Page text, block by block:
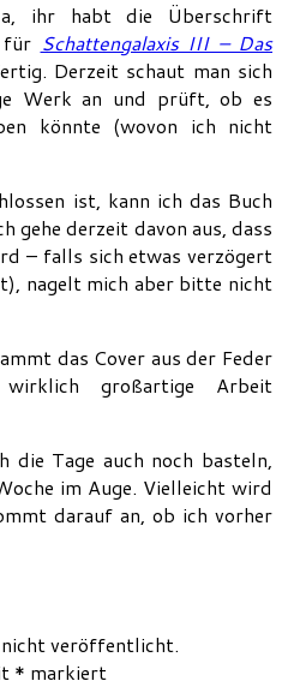
ihr habt die Überschrift
für Schattengalaxis III – Das
Derzeit schaut man sich
Werk an und prüft, ob es
könnte (wovon ich nicht
ist, kann ich das Buch
gehe derzeit davon aus, dass
– falls sich etwas verzögert
nagelt mich aber bitte nicht
das Cover aus der Feder
großartige Arbeit
die Tage auch noch basteln,
im Auge. Vielleicht wird
darauf an, ob ich vorher
veröffentlicht.
* markiert